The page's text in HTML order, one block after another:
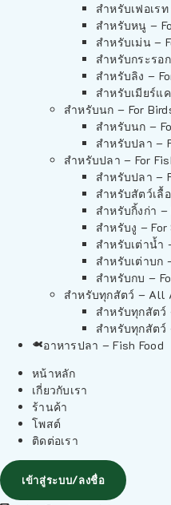
สำหรับเฟอเร
สำหรับหนู –
สำหรับเม่น –
สำหรับกระรอ
สำหรับลิง –
สำหรับเมียร์แ
สำหรับนก – For
สำหรับนก –
สำหรับปลา –
สำหรับปลา – For
สำหรับปลา –
สำหรับสัตว์เลื้
สำหรับกิ้งก่า –
สำหรับงู – For
สำหรับเต่าน้ำ
สำหรับเต่าบก
สำหรับกบ –
สำหรับทุกสัตว์ – All
สำหรับทุกสัต
สำหรับทุกสัต
อาหารปลา – Fish Food
หน้าหลัก
เกี่ยวกับเรา
ร้านค้า
โพสต์
ติดต่อเรา
เข้าสู่ระบบ/ลงชื่อ